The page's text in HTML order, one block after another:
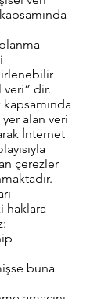
veri” dir.
alan veri
İnternet
çerezler
haklara
buna